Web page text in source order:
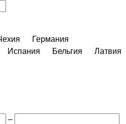
Германия
Испания Бельгия
Латвия
–